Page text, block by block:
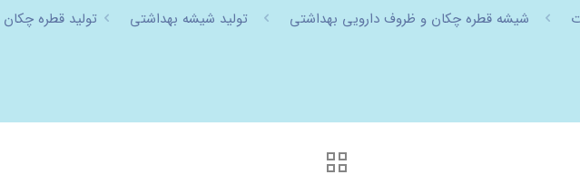
شیشه قطره چکان و ظروف دارویی بهداشتی تولید شیشه بهداشتی تولید قطره چکان